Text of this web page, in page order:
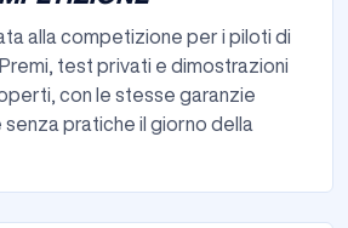
alla competizione per i piloti di
test privati e dimostrazioni
con le stesse garanzie
pratiche il giorno della